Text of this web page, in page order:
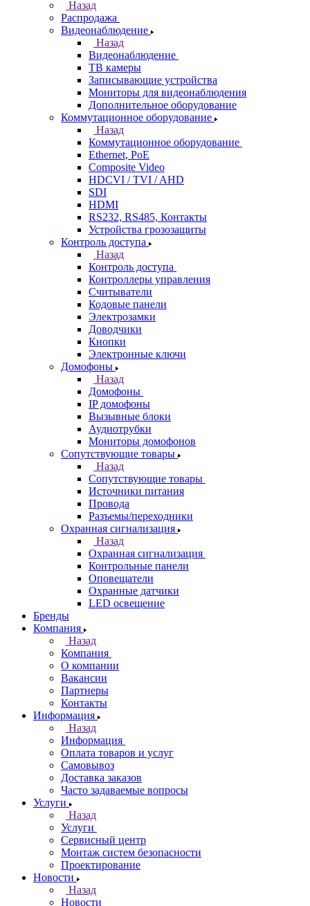
Назад
Распродажа
Видеонаблюдение
Назад
Видеонаблюдение
ТВ камеры
Записывающие устройства
Мониторы для видеонаблюдения
Дополнительное оборудование
Коммутационное оборудование
Назад
Коммутационное оборудование
Ethernet, PoE
Composite Video
HDCVI / TVI / AHD
SDI
HDMI
RS232, RS485, Контакты
Устройства грозозащиты
Контроль доступа
Назад
Контроль доступа
Контроллеры управления
Считыватели
Кодовые панели
Электрозамки
Доводчики
Кнопки
Электронные ключи
Домофоны
Назад
Домофоны
IP домофоны
Вызывные блоки
Аудиотрубки
Мониторы домофонов
Сопутствующие товары
Назад
Сопутствующие товары
Источники питания
Провода
Разъемы/переходники
Охранная сигнализация
Назад
Охранная сигнализация
Контрольные панели
Оповещатели
Охранные датчики
LED освещение
Бренды
Компания
Назад
Компания
О компании
Вакансии
Партнеры
Контакты
Информация
Назад
Информация
Оплата товаров и услуг
Самовывоз
Доставка заказов
Часто задаваемые вопросы
Услуги
Назад
Услуги
Сервисный центр
Монтаж систем безопасности
Проектирование
Новости
Назад
Новости